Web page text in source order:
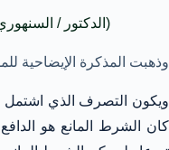
(الدكتور / السنهوري ،
وذهبت المذكرة الإيضاحية
ويكون التصرف الذي اشتمل
كان الشرط المانع هو